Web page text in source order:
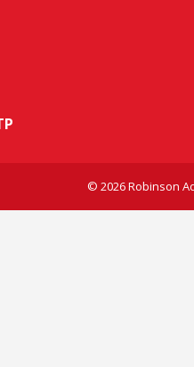
© 2026 Robinson